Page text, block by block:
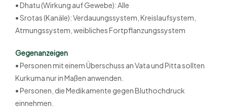
• Dhatu (Wirkung auf Gewebe): Alle
• Srotas (Kanäle): Verdauungssystem, Kreislaufsystem,
Atmungssystem, weibliches Fortpflanzungssystem
Gegenanzeigen
• Personen mit einem Überschuss an Vata und Pitta sollten
Kurkuma nur in Maßen anwenden.
• Personen, die Medikamente gegen Bluthochdruck
einnehmen.